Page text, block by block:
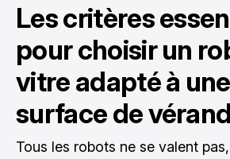
Les critères
pour choisir un
vitre adapté à
surface de
Tous les robots ne se valent